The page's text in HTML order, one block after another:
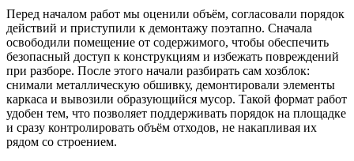
Перед началом работ мы оценили объём, согласовали порядок
действий и приступили к демонтажу поэтапно. Сначала
освободили помещение от содержимого, чтобы обеспечить
безопасный доступ к конструкциям и избежать повреждений
при разборе. После этого начали разбирать сам хозблок:
снимали металлическую обшивку, демонтировали элементы
каркаса и вывозили образующийся мусор. Такой формат работ
удобен тем, что позволяет поддерживать порядок на площадке
и сразу контролировать объём отходов, не накапливая их
рядом со строением.